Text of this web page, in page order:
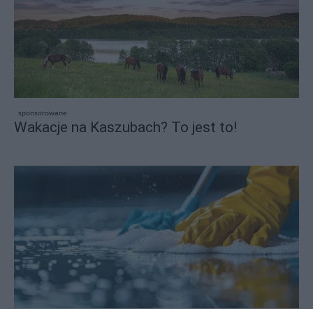
sponsorowane
Wakacje na Kaszubach? To jest to!